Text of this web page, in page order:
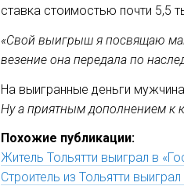
ставка стоимостью почти 5,5
«Свой выигрыш я посвящаю
везение она передала по
На выигранные деньги
Ну а приятным дополнением к
Похожие публикации:
Житель Тольятти выиграл в
Строитель из Тольятти